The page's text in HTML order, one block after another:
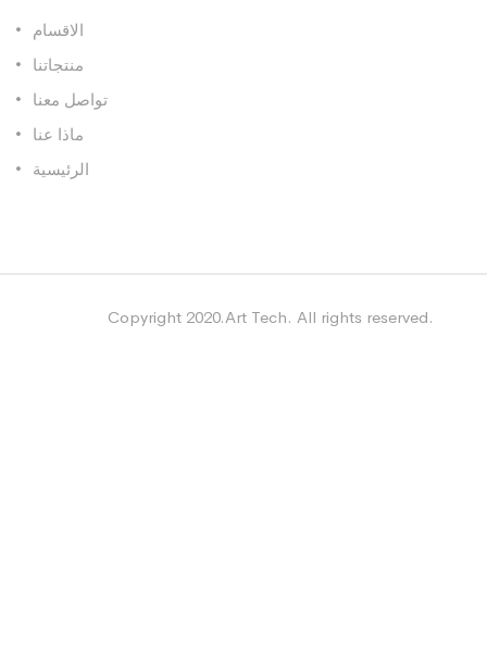
الاقسام
منتجاتنا
تواصل معنا
ماذا عنا
الرئيسية
Copyright 2020.Art Tech. All rights reserved.